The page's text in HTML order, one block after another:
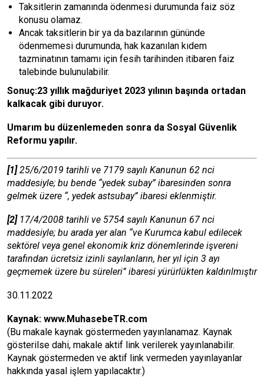
Taksitlerin zamanında ödenmesi durumunda faiz söz
konusu olamaz.
Ancak taksitlerin bir ya da bazılarının gününde
ödenmemesi durumunda, hak kazanılan kıdem
tazminatının tamamı için fesih tarihinden itibaren faiz
talebinde bulunulabilir.
Sonuç:23 yıllık mağduriyet 2023 yılının başında ortadan
kalkacak gibi duruyor.
Umarım bu düzenlemeden sonra da Sosyal Güvenlik
Reformu yapılır.
[1]25/6/2019 tarihli ve 7179 sayılı Kanunun 62 nci
maddesiyle; bu bende “yedek subay” ibaresinden sonra
gelmek üzere “, yedek astsubay” ibaresi eklenmiştir.
[2]17/4/2008 tarihli ve 5754 sayılı Kanunun 67 nci
maddesiyle; bu arada yer alan “ve Kurumca kabul edilecek
sektörel veya genel ekonomik kriz dönemlerinde işvereni
tarafından ücretsiz izinli sayılanların, her yıl için 3 ayı
geçmemek üzere bu süreleri” ibaresi yürürlükten kaldırılmıştır
30.11.2022
Kaynak: www.MuhasebeTR.com
(Bu makale kaynak göstermeden yayınlanamaz. Kaynak
gösterilse dahi, makale aktif link verilerek yayınlanabilir.
Kaynak göstermeden ve aktif link vermeden yayınlayanlar
hakkında yasal işlem yapılacaktır.)